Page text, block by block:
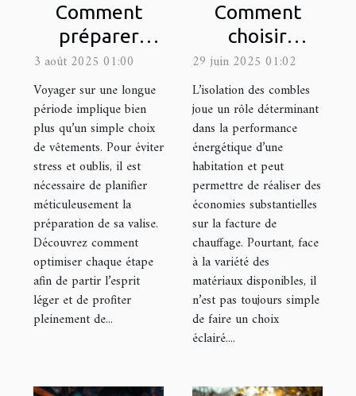
Comment
préparer
efficacement
sa valise pour
un long
voyage ?
3 août 2025 01:00
Voyager sur une longue
période implique bien
plus qu’un simple choix
de vêtements. Pour éviter
stress et oublis, il est
nécessaire de planifier
méticuleusement la
préparation de sa valise.
Découvrez comment
optimiser chaque étape
afin de partir l’esprit
léger et de profiter
pleinement de...
Comment
choisir
l'isolant idéal
pour votre
grenier ?
29 juin 2025 01:02
L’isolation des combles
joue un rôle déterminant
dans la performance
énergétique d’une
habitation et peut
permettre de réaliser des
économies substantielles
sur la facture de
chauffage. Pourtant, face
à la variété des
matériaux disponibles, il
n’est pas toujours simple
de faire un choix
éclairé....